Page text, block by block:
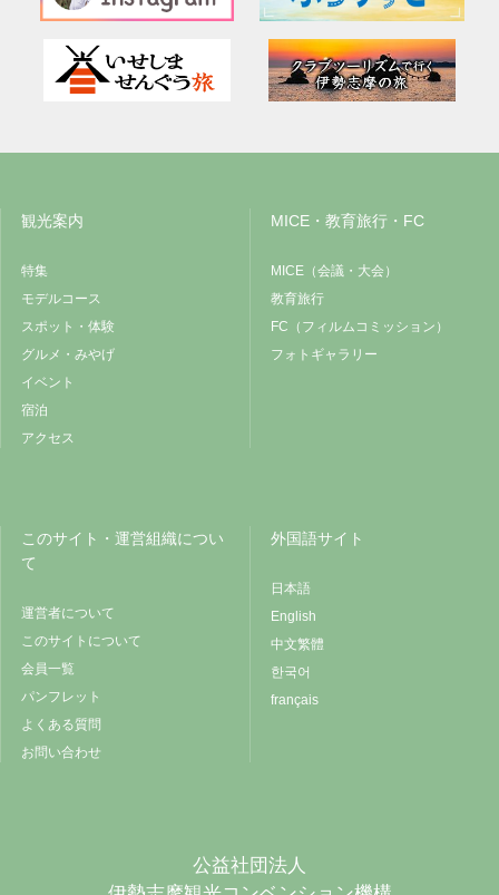
観光案内
特集
モデルコース
スポット・体験
グルメ・みやげ
イベント
宿泊
アクセス
MICE・教育旅行・FC
MICE（会議・大会）
教育旅行
FC（フィルムコミッション）
フォトギャラリー
このサイト・運営組織につい
て
運営者について
このサイトについて
会員一覧
パンフレット
よくある質問
お問い合わせ
外国語サイト
日本語
English
中文繁體
한국어
français
公益社団法人